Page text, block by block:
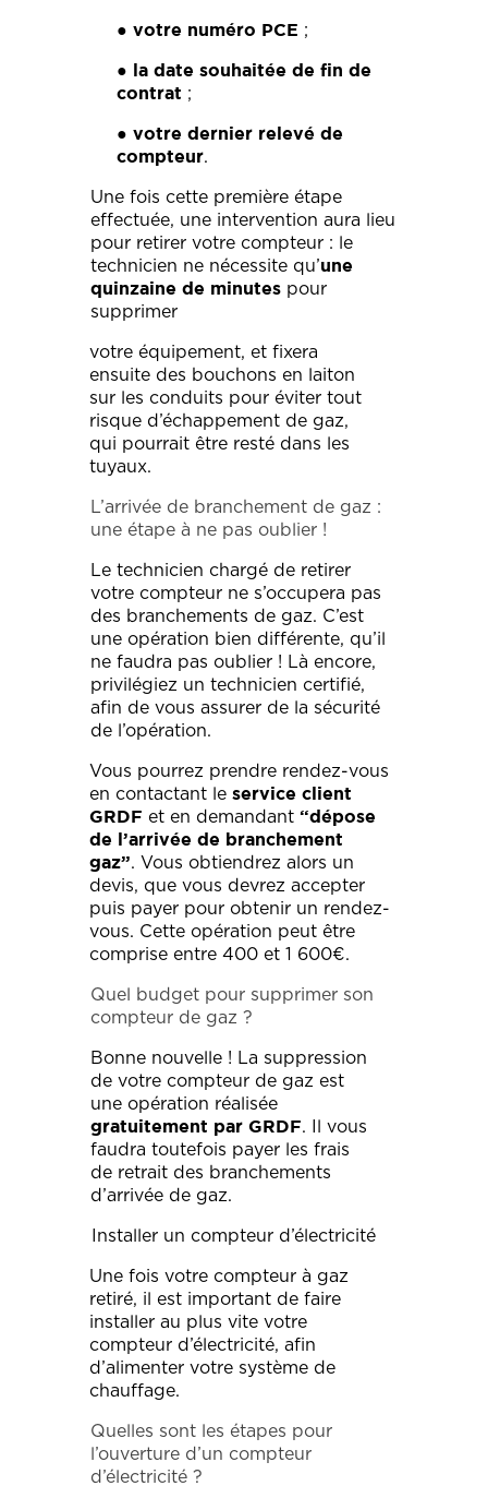
● votre numéro PCE ;
●
la date souhaitée de fin de
contrat ;
● votre dernier relevé de
compteur.
Une fois cette première étape
effectuée, une intervention aura lieu
pour retirer votre compteur : le
technicien ne nécessite qu’une
quinzaine de minutes pour
supprimer
votre équipement, et fixera
ensuite des bouchons en laiton
sur les conduits pour éviter tout
risque d’échappement de gaz,
qui pourrait être resté dans les
tuyaux.
L’arrivée de branchement de gaz :
une étape à ne pas oublier !
Le technicien chargé de retirer
votre compteur ne s’occupera pas
des branchements de gaz. C’est
une opération bien différente, qu’il
ne faudra pas oublier ! Là encore,
privilégiez un technicien certifié,
afin de vous assurer de la sécurité
de l’opération.
Vous pourrez prendre rendez-vous
en contactant le service client
GRDF et en demandant “dépose
de l’arrivée de branchement
gaz”. Vous obtiendrez alors un
devis, que vous devrez accepter
puis payer pour obtenir un rendez-
vous. Cette opération peut être
comprise entre 400 et 1 600€.
Quel budget pour supprimer son
compteur de gaz ?
Bonne nouvelle ! La suppression
de votre compteur de gaz est
une opération réalisée
gratuitement par GRDF. Il vous
faudra toutefois payer les frais
de retrait des branchements
d’arrivée de gaz.
Installer un compteur d’électricité
Une fois votre compteur à gaz
retiré, il est important de faire
installer au plus vite votre
compteur d’électricité, afin
d’alimenter votre système de
chauffage.
Quelles sont les étapes pour
l’ouverture d’un compteur
d’électricité ?